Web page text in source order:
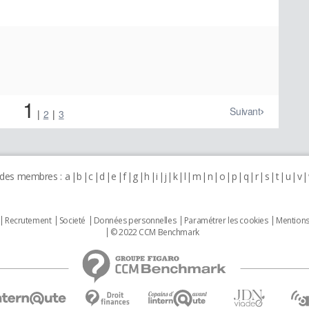
1 2 3 Suivant
membres : a b c d e f g h i j k l m n o p q r s t u v
Recrutement Societé Données personnelles Paramétrer les cookies
© 2022 CCM Benchmark